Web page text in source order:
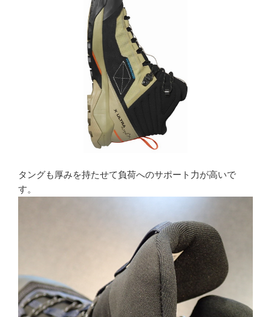
タングも厚みを持たせて負荷へのサポート力が高いで
す。